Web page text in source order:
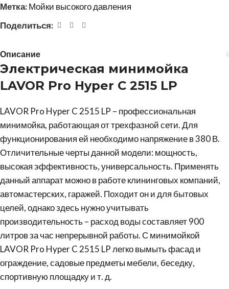
Метка:Мойки высокого давления
Поделиться:
Описание
Электрическая минимойка
LAVOR Pro Hyper C 2515 LP
LAVOR Pro Hyper C 2515 LP – профессиональная
минимойка, работающая от трехфазной сети. Для
функционирования ей необходимо напряжение в 380 В.
Отличительные черты данной модели: мощность,
высокая эффективность, универсальность. Применять
данный аппарат можно в работе клининговых компаний,
автомастерских, гаражей. Походит он и для бытовых
целей, однако здесь нужно учитывать
производительность – расход воды составляет 900
литров за час непрерывной работы. С минимойкой
LAVOR Pro Hyper C 2515 LP легко вымыть фасад и
ограждение, садовые предметы мебели, беседку,
спортивную площадку и т. д.